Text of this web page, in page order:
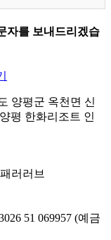
자를 보내드리겠습
양평군 옥천면 신
평 한화리조트 인
러러브
51 069957 (예금